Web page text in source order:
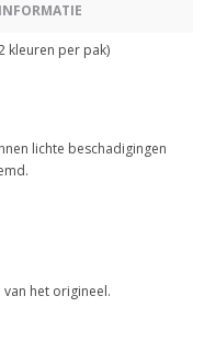
kleuren per pak)
lichte beschadigingen
het origineel.